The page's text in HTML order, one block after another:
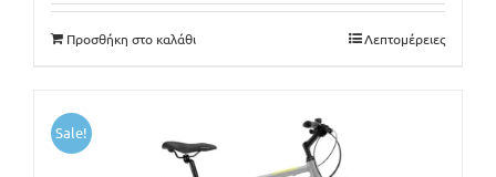
130€.είναι:
100€.
Προσθήκη στο καλάθι Λεπτομέρειες
Sale!